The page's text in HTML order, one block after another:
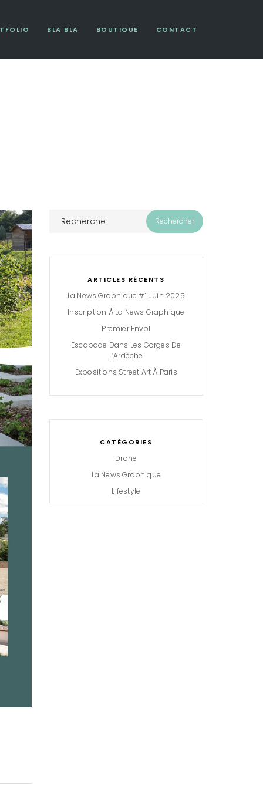
BLA BLA BOUTIQUE CONTACT
ARTICLES RÉCENTS
La News Graphique #1 Juin 2025
Inscription À La News Graphique
Premier Envol
Escapade Dans Les Gorges De
L’Ardèche
Expositions Street Art À Paris
CATÉGORIES
Drone
La News Graphique
Lifestyle